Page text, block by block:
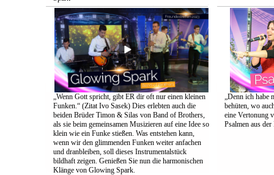
„Wenn Gott spricht, gibt ER dir oft nur einen kleinen
Funken.“ (Zitat Ivo Sasek) Dies erlebten auch die
beiden Brüder Timon & Silas von Band of Brothers,
als sie beim gemeinsamen Musizieren auf eine Idee so
klein wie ein Funke stießen. Was entstehen kann,
wenn wir den glimmenden Funken weiter anfachen
und dranbleiben, soll dieses Instrumentalstück
bildhaft zeigen. Genießen Sie nun die harmonischen
Klänge von Glowing Spark.
„Denn ich habe
behüten, wo
eine Vertonung
Psalmen aus